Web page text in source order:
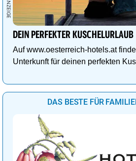
DEIN PERFEKTER KUSCHELURLAUB
Auf www.oesterreich-hotels.at
Unterkunft für deinen perfekten
DAS BESTE FÜR